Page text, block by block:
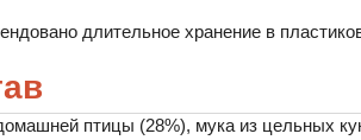
длительное хранение в
птицы (28%), мука из цельных